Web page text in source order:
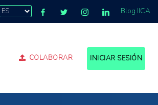
Blog IICA
COLABORAR INICIAR SESIÓN